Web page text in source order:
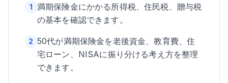
1 満期保険金にかかる所得税、住民税、贈与税
の基本を確認できます。
2 50代が満期保険金を老後資金、教育費、住
宅ローン、NISAに振り分ける考え方を整理
できます。